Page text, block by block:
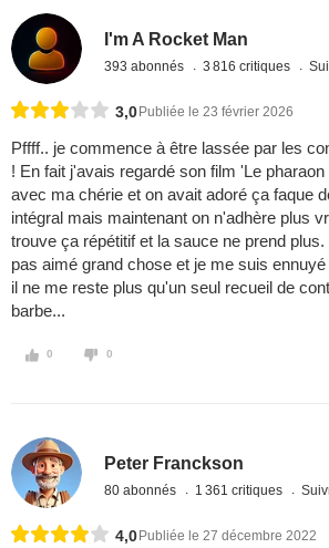
I'm A Rocket Man
393 abonnés 3 816 critiques
3,0 Publiée le 23 février 2026
Pffff.. je commence à être lassée par les
! En fait j'avais regardé son film 'Le
avec ma chérie et on avait adoré ça faque
intégral mais maintenant on n'adhère plus
trouve ça répétitif et la sauce ne prend
pas aimé grand chose et je me suis
il ne me reste plus qu'un seul recueil de
barbe...
0 0
Peter Franckson
80 abonnés 1 361 critiques
4,0 Publiée le 27 décembre 2022